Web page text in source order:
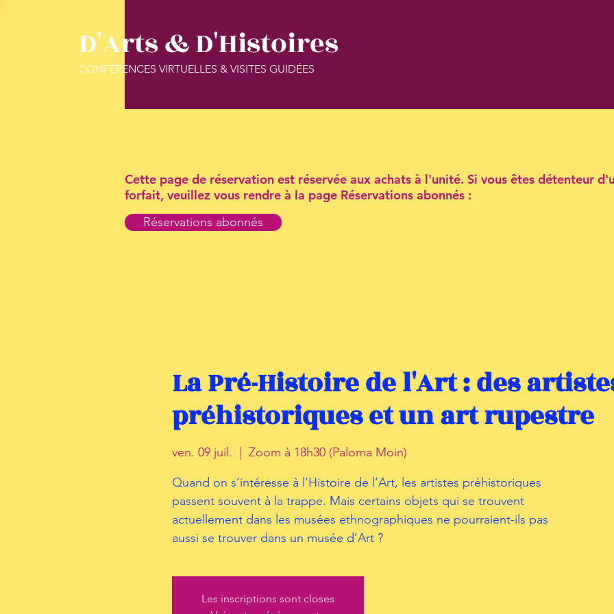
D'Arts & D'Histoires
CONFÉRENCES VIRTUELLES & VISITES GUIDÉES
Cette page de réservation est réservée aux achats à l'unité. Si vous êtes détenteur
forfait, veuillez vous rendre à la page Réservations abonnés :
Réservations abonnés
La Pré-Histoire de l'Art : des
préhistoriques et un art rupestre
ven. 09 juil.
Zoom à 18h30 (Paloma Moin)
Quand on s’intéresse à l’Histoire de l’Art, les artistes préhistoriques
passent souvent à la trappe. Mais certains objets qui se trouvent
actuellement dans les musées ethnographiques ne pourraient-ils pas
aussi se trouver dans un musée d’Art ?
Les inscriptions sont closes